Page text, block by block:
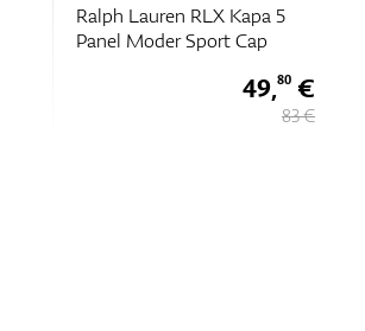
Ralph Lauren RLX Kapa 5
Panel Moder Sport Cap
49,80€
83 €